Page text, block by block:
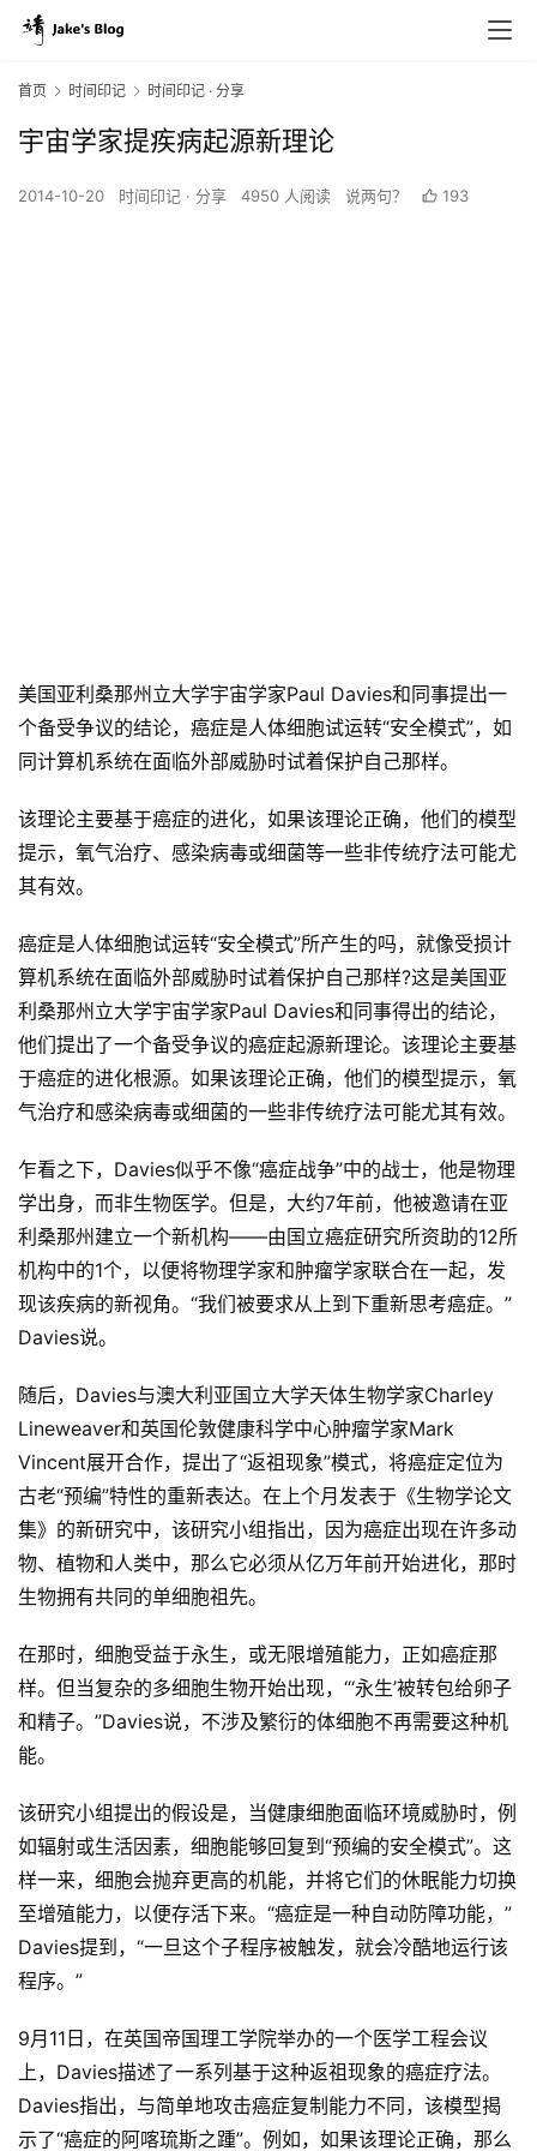
首页 时间印记 时间印记 · 分享
宇宙学家提疾病起源新理论
2014-10-20 时间印记 · 分享 4950 人阅读 说两句？ 193
美国亚利桑那州立大学宇宙学家Paul Davies和同事提出一
个备受争议的结论，癌症是人体细胞试运转“安全模式”，如
同计算机系统在面临外部威胁时试着保护自己那样。
该理论主要基于癌症的进化，如果该理论正确，他们的模型
提示，氧气治疗、感染病毒或细菌等一些非传统疗法可能尤
其有效。
癌症是人体细胞试运转“安全模式”所产生的吗，就像受损计
算机系统在面临外部威胁时试着保护自己那样?这是美国亚
利桑那州立大学宇宙学家Paul Davies和同事得出的结论，
他们提出了一个备受争议的癌症起源新理论。该理论主要基
于癌症的进化根源。如果该理论正确，他们的模型提示，氧
气治疗和感染病毒或细菌的一些非传统疗法可能尤其有效。
乍看之下，Davies似乎不像“癌症战争”中的战士，他是物理
学出身，而非生物医学。但是，大约7年前，他被邀请在亚
利桑那州建立一个新机构——由国立癌症研究所资助的12所
机构中的1个，以便将物理学家和肿瘤学家联合在一起，发
现该疾病的新视角。“我们被要求从上到下重新思考癌症。”
Davies说。
随后，Davies与澳大利亚国立大学天体生物学家Charley
Lineweaver和英国伦敦健康科学中心肿瘤学家Mark
Vincent展开合作，提出了“返祖现象”模式，将癌症定位为
古老“预编”特性的重新表达。在上个月发表于《生物学论文
集》的新研究中，该研究小组指出，因为癌症出现在许多动
物、植物和人类中，那么它必须从亿万年前开始进化，那时
生物拥有共同的单细胞祖先。
在那时，细胞受益于永生，或无限增殖能力，正如癌症那
样。但当复杂的多细胞生物开始出现，“‘永生’被转包给卵子
和精子。”Davies说，不涉及繁衍的体细胞不再需要这种机
能。
该研究小组提出的假设是，当健康细胞面临环境威胁时，例
如辐射或生活因素，细胞能够回复到“预编的安全模式”。这
样一来，细胞会抛弃更高的机能，并将它们的休眠能力切换
至增殖能力，以便存活下来。“癌症是一种自动防障功能，”
Davies提到，“一旦这个子程序被触发，就会冷酷地运行该
程序。”
9月11日，在英国帝国理工学院举办的一个医学工程会议
上，Davies描述了一系列基于这种返祖现象的癌症疗法。
Davies指出，与简单地攻击癌症复制能力不同，该模型揭
示了“癌症的阿喀琉斯之踵”。例如，如果该理论正确，那么